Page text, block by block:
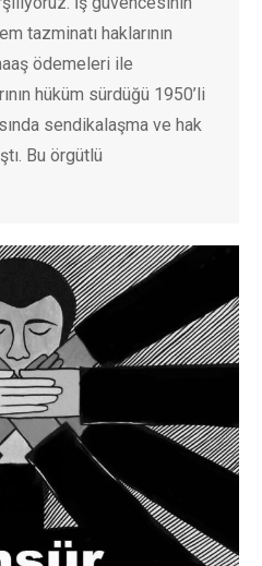
tazminatı haklarının
ödemeleri ile
hüküm sürdüğü 1950’li
sendikalaşma ve hak
Bu örgütlü